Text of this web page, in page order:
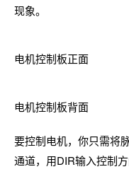
现象。
电机控制板正面
电机控制板背面
要控制电机，你只需将
通道，用DIR输入控制